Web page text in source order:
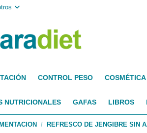
CONTROL PESO
NUTRICIONALES GAFAS LIBROS
REFRESCO DE JENGIBRE SIN